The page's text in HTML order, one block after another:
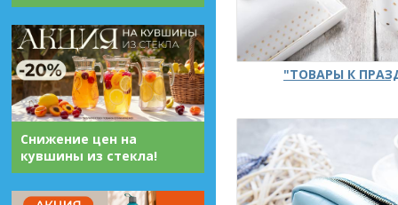
Снижение цен на
кувшины из стекла!
"ТОВАРЫ К